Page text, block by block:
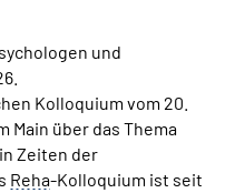
und
Kolloquium vom 20.
Main über das Thema
Zeiten der
Reha-Kolloquium ist seit